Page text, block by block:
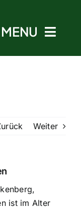
MENU
Weiter
ist im Alter